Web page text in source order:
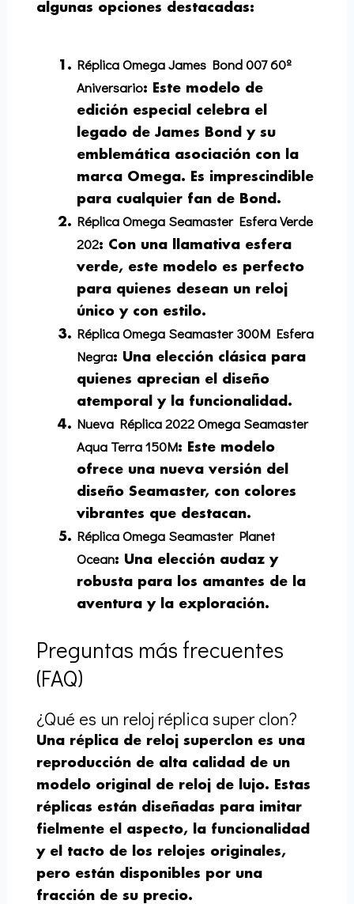
algunas opciones destacadas:
Réplica Omega James Bond 007 60º
Aniversario: Este modelo de
edición especial celebra el
legado de James Bond y su
emblemática asociación con la
marca Omega. Es imprescindible
para cualquier fan de Bond.
Réplica Omega Seamaster Esfera Verde
202: Con una llamativa esfera
verde, este modelo es perfecto
para quienes desean un reloj
único y con estilo.
Réplica Omega Seamaster 300M Esfera
Negra: Una elección clásica para
quienes aprecian el diseño
atemporal y la funcionalidad.
Nueva Réplica 2022 Omega Seamaster
Aqua Terra 150M: Este modelo
ofrece una nueva versión del
diseño Seamaster, con colores
vibrantes que destacan.
Réplica Omega Seamaster Planet
Ocean: Una elección audaz y
robusta para los amantes de la
aventura y la exploración.
Preguntas más frecuentes
(FAQ)
¿Qué es un reloj réplica super clon?
Una réplica de reloj superclon es una
reproducción de alta calidad de un
modelo original de reloj de lujo. Estas
réplicas están diseñadas para imitar
fielmente el aspecto, la funcionalidad
y el tacto de los relojes originales,
pero están disponibles por una
fracción de su precio.